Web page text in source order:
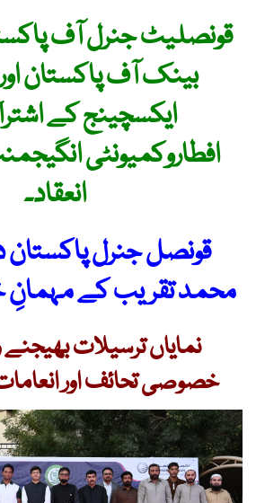
قونصلیٹ جنرل آف
بینک آف پاکستان
ایکسچینج کے
افطاروکمیونٹی
انعقاد۔
قونصل جنرل
محمد تقریب کے
نمایاں ترسیلات بھیجنے
خصوصی تحائف اور